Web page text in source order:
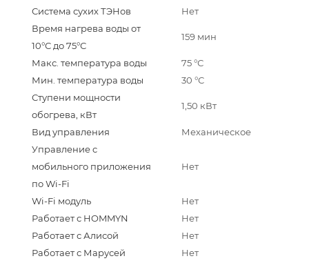
Система сухих ТЭНов
Нет
Время нагрева воды от
10°С до 75°С
159 мин
Макс. температура воды
75 °С
Мин. температура воды
30 °С
Ступени мощности
обогрева, кВт
1,50 кВт
Вид управления
Механическое
Управление c
мобильного приложения
по Wi-Fi
Нет
Wi-Fi модуль
Нет
Работает с HOMMYN
Нет
Работает с Алисой
Нет
Работает с Марусей
Нет